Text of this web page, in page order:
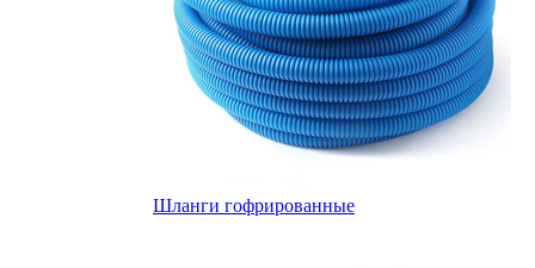
Шланги гофрированные